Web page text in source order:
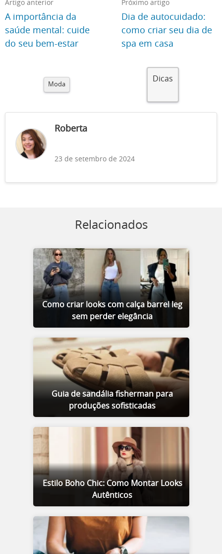
Artigo anterior
A importância da
saúde mental: cuide
do seu bem-estar
Próximo artigo
Dia de autocuidado:
como criar seu dia de
spa em casa
Moda
Dicas
Roberta
23 de setembro de 2024
Relacionados
Como criar looks com calça barrel leg
sem perder elegância
Guia de sandália fisherman para
produções sofisticadas
Estilo Boho Chic: Como Montar Looks
Autênticos